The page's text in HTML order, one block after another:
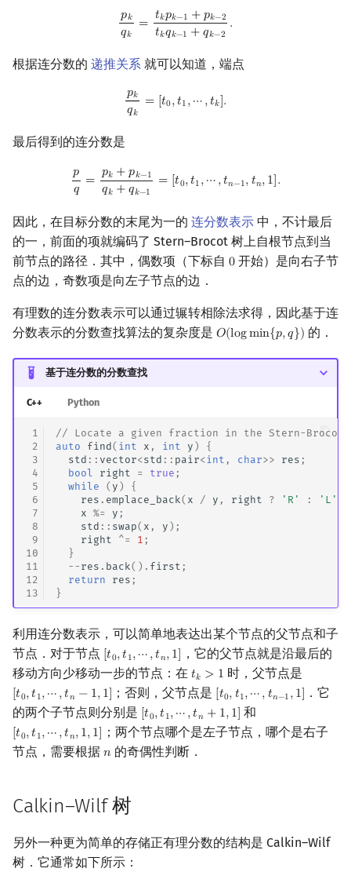
𝑝𝑘
𝑞𝑘
= 𝑡𝑘𝑝𝑘−1 +𝑝𝑘−2
𝑡𝑘𝑞𝑘−1 +𝑞𝑘−2
.
=tk 1+pk−2 tkqk−1
根据连分数的 递推关系 就可以知道，端点
𝑝𝑘
𝑞𝑘
= [𝑡0,𝑡1,⋯,𝑡𝑘].
pk qk=[t0 ,t1 ⋯ tk]
最后得到的连分数是
𝑝
𝑞 = 𝑝𝑘 +𝑝𝑘−1
𝑞𝑘 +𝑞𝑘−1
= [𝑡0,𝑡1,⋯,𝑡𝑛−1,𝑡𝑛,1].
pq k+pk−1qk+ 1= t0 ⋯ 1, n,1
因此，在目标分数的末尾为一的 连分数表示 中，不计最后
的一，前面的项就编码了 Stern–Brocot 树上自根节点到当
前节点的路径．其中，偶数项（下标自 0
0 开始）是向右子节
点的边，奇数项是向左子节点的边．
有理数的连分数表示可以通过辗转相除法求得，因此基于连
分数表示的分数查找算法的复杂度是 𝑂(logmin{𝑝,𝑞})
O(logmin{p,q}) 的．
基于连分数的分数查找
C++ Python
1
2
3
4
5
6
7
8
9
10
11
12
13
// Locate a given fraction in the Stern-Brocot
auto
find( int x , int y )
{
std :: vector<std :: pair<int , char>> res ;
bool
right = true ;
while
( y )
{
res . emplace_back( x / y , right ? 'R' : 'L'
x
%= y ;
std :: swap( x , y );
right
^= 1 ;
}
-- res . back(). first ;
return
res ;
}
利用连分数表示，可以简单地表达出某个节点的父节点和子
节点．对于节点 [𝑡0,𝑡1,⋯,𝑡𝑛,1]
[t0,t1, ⋯ ,tn,1 ]
，它的父节点就是沿最后的
移动方向少移动一步的节点：在 𝑡𝑘 > 1
tk >1 时，父节点是
[𝑡0,𝑡1,⋯,𝑡𝑛 − 1,1]
[t0,t1, ⋯ ,tn− 1,1 ] ；否则，父节点是 [𝑡0,𝑡1,⋯,𝑡𝑛−1,1]
[t0, t1, ⋯ ,tn−1,1 ]
．它
的两个子节点则分别是 [𝑡0,𝑡1,⋯,𝑡𝑛 + 1,1]
[t0,t1, ⋯ ,tn+ 1,1 ] 和
[𝑡0,𝑡1,⋯,𝑡𝑛,1,1]
[t0,t1, ⋯ ,tn,1 1]
；两个节点哪个是左子节点，哪个是右子
节点，需要根据 𝑛
n 的奇偶性判断．
Calkin–Wilf 树
另外一种更为简单的存储正有理分数的结构是 Calkin–Wilf
树．它通常如下所示：